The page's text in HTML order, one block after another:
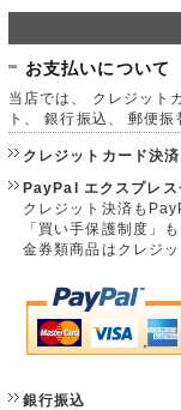
お支払いについて
当店では、 クレジット
ト、 銀行振込、 郵便
クレジットカード決済
PayPal エクスプレス
クレジット決済も
「買い手保護制度」
金券類商品はクレジ
銀行振込